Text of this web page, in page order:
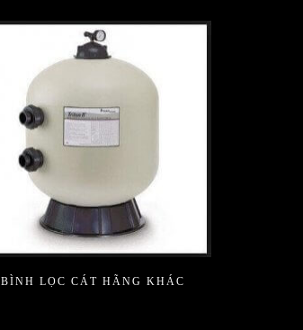
BÌNH LỌC CÁT HÃNG KHÁC